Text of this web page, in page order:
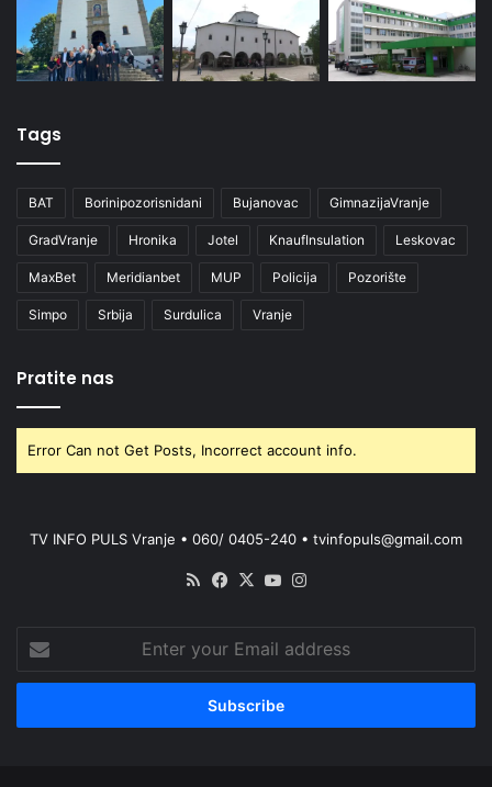
Tags
BAT Borinipozorisnidani Bujanovac GimnazijaVranje
GradVranje Hronika Jotel KnaufInsulation Leskovac
MaxBet Meridianbet MUP Policija Pozorište
Simpo Srbija Surdulica Vranje
Pratite nas
Error Can not Get Posts, Incorrect account info.
TV INFO PULS Vranje • 060/ 0405-240 • tvinfopuls@gmail.com
RSS Facebook
X YouTube
your
Email